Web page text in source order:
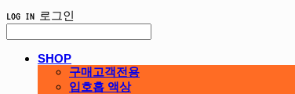
LOG IN 로그인
SHOP
구매고객전용
입호흡 액상